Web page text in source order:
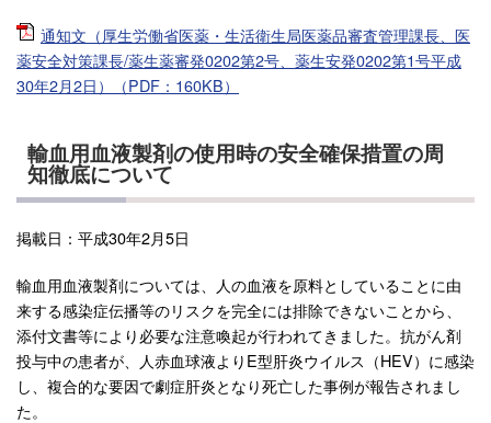
通知文（厚生労働省医薬・生活衛生局医薬品審査管理課長、医
薬安全対策課長/薬生薬審発0202第2号、薬生安発0202第1号平成
30年2月2日）（PDF：160KB）
輸血用血液製剤の使用時の安全確保措置の周
知徹底について
掲載日：平成30年2月5日
輸血用血液製剤については、人の血液を原料としていることに由
来する感染症伝播等のリスクを完全には排除できないことから、
添付文書等により必要な注意喚起が行われてきました。抗がん剤
投与中の患者が、人赤血球液よりE型肝炎ウイルス（HEV）に感染
し、複合的な要因で劇症肝炎となり死亡した事例が報告されまし
た。